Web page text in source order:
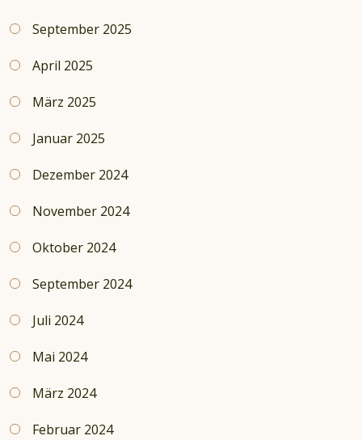
September 2025
April 2025
März 2025
Januar 2025
Dezember 2024
November 2024
Oktober 2024
September 2024
Juli 2024
Mai 2024
März 2024
Februar 2024